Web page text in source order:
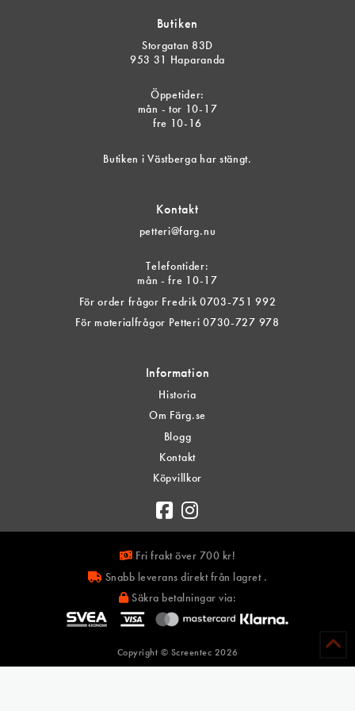
Butiken
Storgatan 83D
953 31 Haparanda
Öppetider:
mån - tor 10-17
fre 10-16
Butiken i Västberga har stängt.
Kontakt
petteri@farg.nu
Telefontider:
mån - fre 10-17
För order frågor Fredrik 0703-751 992
För materialfrågor Petteri 0730-727 978
Information
Historia
Om Färg.se
Blogg
Kontakt
Köpvillkor
Fri frakt över 700 kr!
Snabb leverans direkt från lagret .
Säkra betalningar via:
Copyright © Screentec 2026